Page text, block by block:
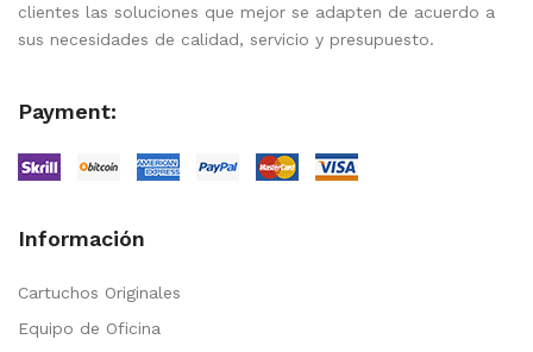
clientes las soluciones que mejor se adapten de acuerdo a
sus necesidades de calidad, servicio y presupuesto.
Payment:
Información
Cartuchos Originales
Equipo de Oficina